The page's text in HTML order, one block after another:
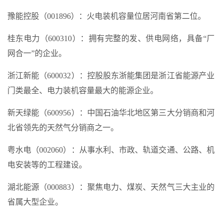
豫能控股（001896）：火电装机容量位居河南省第二位。
桂东电力（600310）：拥有完整的发、供电网络，具备“厂
网合一”的企业。
浙江新能（600032）：控股股东浙能集团是浙江省能源产业
门类最全、电力装机容量最大的能源企业。
新天绿能（600956）：中国石油华北地区第三大分销商和河
北省领先的天然气分销商之一。
粤水电（002060）：从事水利、市政、轨道交通、公路、机
电安装等的工程建设。
湖北能源（000883）：聚焦电力、煤炭、天然气三大主业的
省属大型企业。